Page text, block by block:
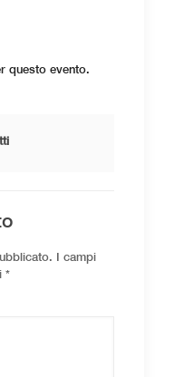
questo evento.
I campi
*